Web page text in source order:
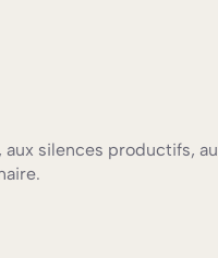
aux silences productifs,